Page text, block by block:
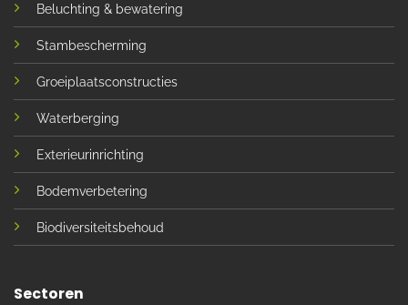
Beluchting & bewatering
Stambescherming
Groeiplaatsconstructies
Waterberging
Exterieurinrichting
Bodemverbetering
Biodiversiteitsbehoud
Sectoren